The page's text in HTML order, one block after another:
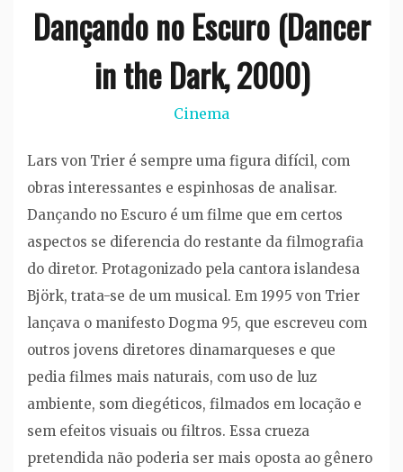
Dançando no Escuro (Dancer
in the Dark, 2000)
Cinema
Lars von Trier é sempre uma figura difícil, com
obras interessantes e espinhosas de analisar.
Dançando no Escuro é um filme que em certos
aspectos se diferencia do restante da filmografia
do diretor. Protagonizado pela cantora islandesa
Björk, trata-se de um musical. Em 1995 von Trier
lançava o manifesto Dogma 95, que escreveu com
outros jovens diretores dinamarqueses e que
pedia filmes mais naturais, com uso de luz
ambiente, som diegéticos, filmados em locação e
sem efeitos visuais ou filtros. Essa crueza
pretendida não poderia ser mais oposta ao gênero